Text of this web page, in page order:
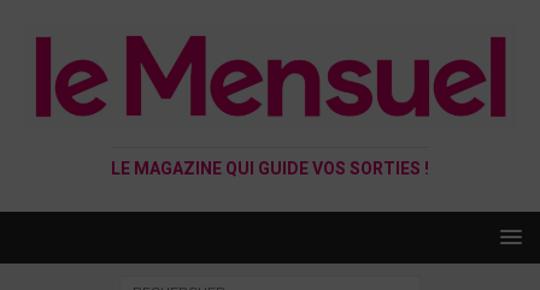
LE MAGAZINE QUI GUIDE VOS SORTIES !